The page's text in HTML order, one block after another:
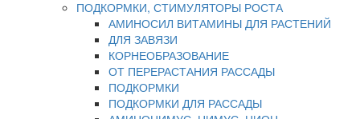
ПОДКОРМКИ, СТИМУЛЯТОРЫ РОСТА
АМИНОСИЛ ВИТАМИНЫ ДЛЯ РАСТЕНИЙ
ДЛЯ ЗАВЯЗИ
КОРНЕОБРАЗОВАНИЕ
ОТ ПЕРЕРАСТАНИЯ РАССАДЫ
ПОДКОРМКИ
ПОДКОРМКИ ДЛЯ РАССАДЫ